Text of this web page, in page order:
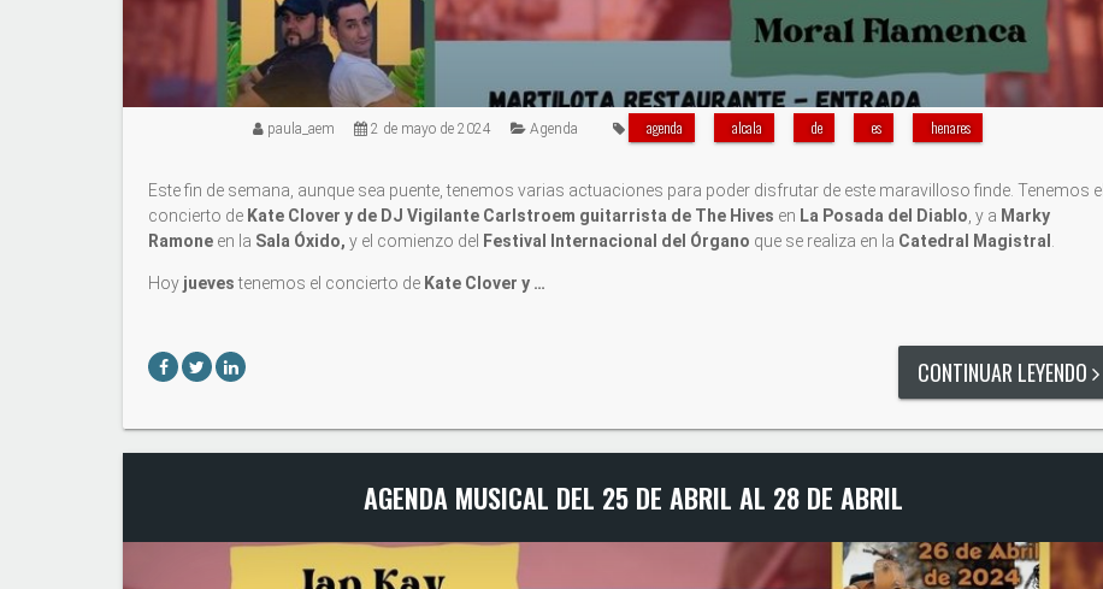
paula_aem 2 de mayo de 2024 Agenda agenda alcala de es henares
Este fin de semana, aunque sea puente, tenemos varias actuaciones para poder disfrutar de este maravilloso finde. Tenemos el
concierto de Kate Clover y de DJ Vigilante Carlstroem guitarrista de The Hives en La Posada del Diablo, y a Marky
Ramone en la Sala Óxido, y el comienzo del Festival Internacional del Órgano que se realiza en la Catedral Magistral .
Hoy juevestenemos el concierto de Kate Clover y …
CONTINUAR LEYENDO
AGENDA MUSICAL DEL 25 DE ABRIL AL 28 DE ABRIL